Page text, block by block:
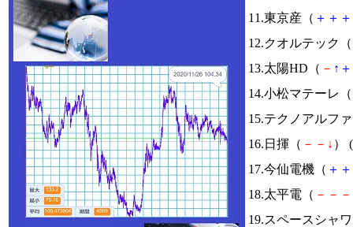
11.東京産（ ＋ ＋ ＋
12.クオルテック（
13.太陽HD（ － ↑ ＋
14.小松マテーレ（
15.テクノアルフ
16.日揮（ － － ↓ ） (
17.今仙電機（ ＋ ＋
18.太平電（ － － －
19.スペースシャ